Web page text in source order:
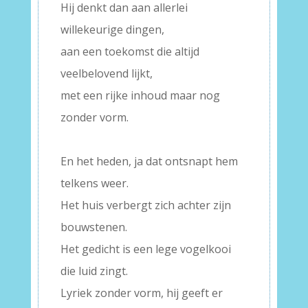
Hij denkt dan aan allerlei
willekeurige dingen,
aan een toekomst die altijd
veelbelovend lijkt,
met een rijke inhoud maar nog
zonder vorm.
En het heden, ja dat ontsnapt hem
telkens weer.
Het huis verbergt zich achter zijn
bouwstenen.
Het gedicht is een lege vogelkooi
die luid zingt.
Lyriek zonder vorm, hij geeft er